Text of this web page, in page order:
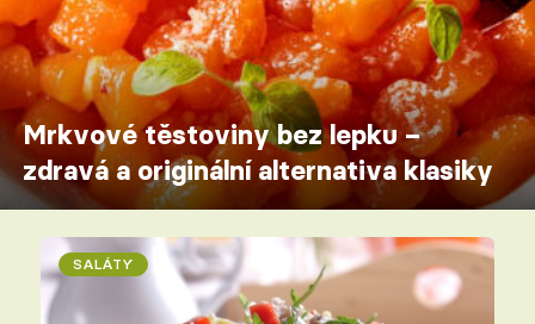
Mrkvové těstoviny bez lepku –
zdravá a originální alternativa klasiky
SALÁTY